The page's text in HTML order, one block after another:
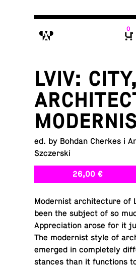
M
0
LVIV: CITY,
ed. by Bohdan Cherkes i
Szczerski
26,00 €
Mod­ernist ar­chi­tec­ture of
been the subject of so
Ap­pre­ci­a­tion arose for it
The mod­ernist style of
emerged in com­pletely
stances than it func­tions